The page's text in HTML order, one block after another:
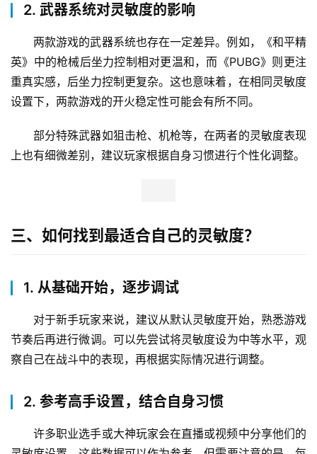
2. 武器系统对灵敏度的影响
两款游戏的武器系统也存在一定差异。例如，《和平精
英》中的枪械后坐力控制相对更温和，而《PUBG》则更注
重真实感，后坐力控制更复杂。这也意味着，在相同灵敏度
设置下，两款游戏的开火稳定性可能会有所不同。
部分特殊武器如狙击枪、机枪等，在两者的灵敏度表现
上也有细微差别，建议玩家根据自身习惯进行个性化调整。
三、如何找到最适合自己的灵敏度？
1. 从基础开始，逐步调试
对于新手玩家来说，建议从默认灵敏度开始，熟悉游戏
节奏后再进行微调。可以先尝试将灵敏度设为中等水平，观
察自己在战斗中的表现，再根据实际情况进行调整。
2. 参考高手设置，结合自身习惯
许多职业选手或大神玩家会在直播或视频中分享他们的